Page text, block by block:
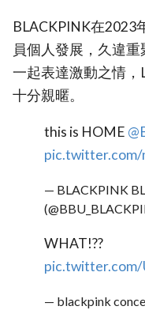
BLACKPINK在2023
員個人發展，久違
一起表達激動之情，
十分親暱。
this is HOME
pic.twitter.com/
— BLACKPINK
WHAT!??
pic.twitter.com/
— blackpink